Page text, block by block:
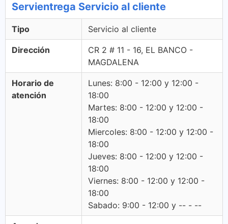
Servientrega Servicio al cliente
Tipo Servicio al cliente
Dirección
CR 2 # 11 - 16, EL BANCO -
MAGDALENA
Horario de
atención
Lunes: 8:00 - 12:00 y 12:00 -
18:00
Martes: 8:00 - 12:00 y 12:00 -
18:00
Miercoles: 8:00 - 12:00 y 12:00 -
18:00
Jueves: 8:00 - 12:00 y 12:00 -
18:00
Viernes: 8:00 - 12:00 y 12:00 -
18:00
Sabado: 9:00 - 12:00 y -- - --